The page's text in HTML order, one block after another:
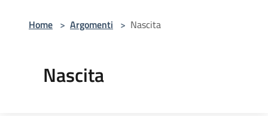
Home > Argomenti > Nascita
Nascita